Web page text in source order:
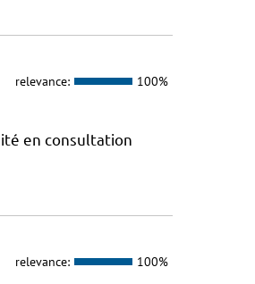
relevance: 100%
en consultation
relevance: 100%